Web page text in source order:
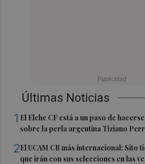
Últimas Noticias
1 El Elche CF está a un paso de
sobre la perla argentina Tiziano
2El UCAM CB más internacional: Sito
que irán con sus selecciones en las